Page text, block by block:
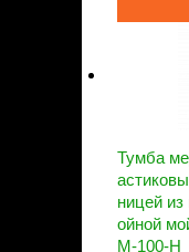
Тумба
ницей
ойной
М-100-Н